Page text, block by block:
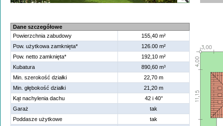
Dane szczegółowe
Powierzchnia zabudowy
155,40 m²
Pow. użytkowa zamknięta*
126.00 m²
Pow. netto zamknięta*
192,10 m²
Kubatura
890,60 m³
Min. szerokość działki
22,70 m
Min. głębokość działki
21,20 m
Kąt nachylenia dachu
42 i 40°
Garaż
tak
Poddasze użytkowe
tak